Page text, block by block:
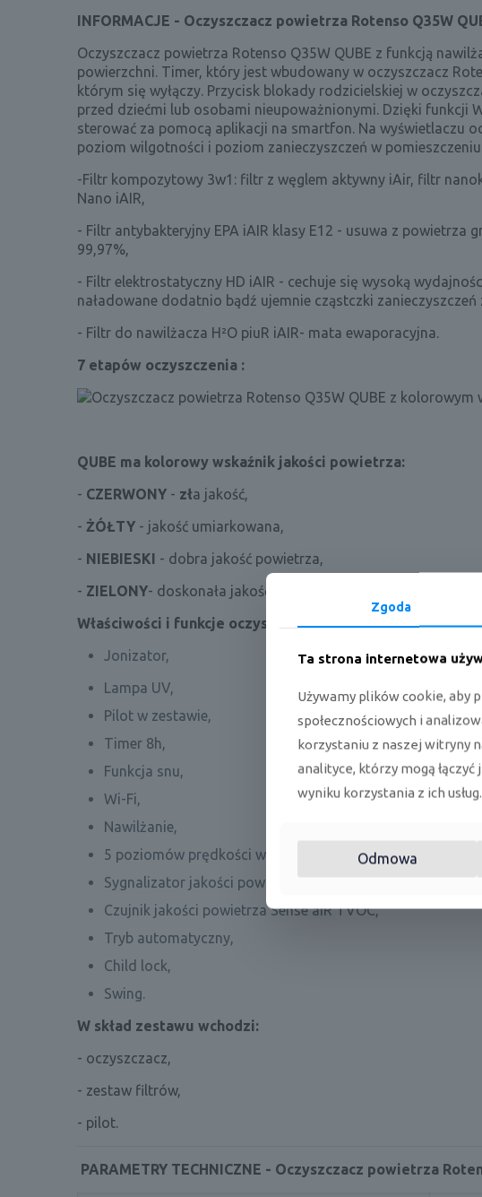
INFORMACJE - Oczyszczacz powietrza Rotenso Q35W
Oczyszczacz powietrza Rotenso Q35W QUBE z funkcją
powierzchni. Timer, który jest wbudowany w oczyszczacz
którym się wyłączy. Przycisk blokady rodzicielskiej w
przed dziećmi lub osobami nieupoważnionymi. Dzięki funkcji
sterować za pomocą aplikacji na smartfon. Na wyświetlaczu
poziom wilgotności i poziom zanieczyszczeń w
-Filtr kompozytowy 3w1: filtr z węglem aktywny iAir, filtr
Nano iAIR,
- Filtr antybakteryjny EPA iAIR klasy E12 - usuwa z
99,97%,
- Filtr elektrostatyczny HD iAIR - cechuje się wysoką
naładowane dodatnio bądź ujemnie cząstczki
- Filtr do nawilżacza H²O piuR iAIR- mata ewaporacyjna.
7 etapów oczyszczenia :
QUBE ma kolorowy wskaźnik jakości powietrza:
- CZERWONY - zła jakość,
- ŻÓŁTY - jakość umiarkowana,
- NIEBIESKI - dobra jakość powietrza,
- ZIELONY- doskonała jakość powietrza.
Właściwości i funkcje oczyszczacza powietrza Rotenso
Jonizator,
Lampa UV,
Pilot w zestawie,
Timer 8h,
Funkcja snu,
Wi-Fi,
Nawilżanie,
5 poziomów prędkości wentylatora,
Sygnalizator jakości powietrza,
Czujnik jakości powietrza Sense aiR TVOC,
Tryb automatyczny,
Child lock,
Swing.
W skład zestawu wchodzi:
- oczyszczacz,
- zestaw filtrów,
- pilot.
PARAMETRY TECHNICZNE - Oczyszczacz powietrza
Zgoda
Ta strona internetowa
Używamy plików cookie, aby
społecznościowych i
korzystaniu z naszej witryny
analityce, którzy mogą
wyniku korzystania z ich usług.
Odmowa